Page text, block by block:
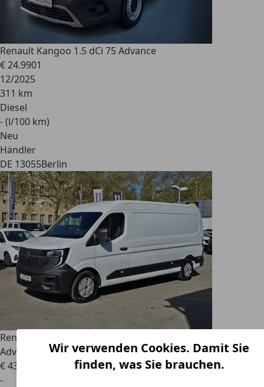
Renault Kangoo 1.5 dCi 75 Advance
€ 24.9901
12/2025
311 km
Diesel
- (l/100 km)
Neu
Händler
DE 13055Berlin
Renault
Advan
€ 43.690
-
Wir verwenden Cookies. Damit Sie
finden, was Sie brauchen.